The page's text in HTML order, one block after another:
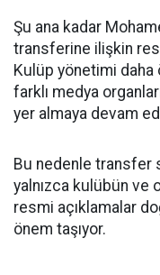
Şu ana kadar
transferine ilişkin
Kulüp yönetimi daha
farklı medya
yer almaya devam
Bu nedenle transfer
yalnızca kulübün ve
resmi açıklamalar
önem taşıyor.